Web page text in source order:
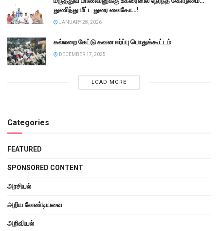
துணிந்து மீட்ட துரை வைகோ…!
JANUARY 28, 2026
கல்லறை கேட்டு கவன ஈர்ப்பு பொதுக்கூட்டம்
DECEMBER 17, 2025
LOAD MORE
Categories
FEATURED
SPONSORED CONTENT
அரசியல்
அறிய வேண்டியவை
அறிவியல்